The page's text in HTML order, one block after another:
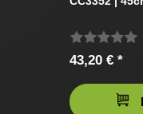
43,20 € *